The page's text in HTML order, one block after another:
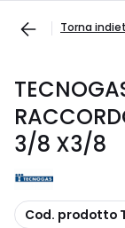
Torna
3/8 X3/8
copia
Cod. prodotto